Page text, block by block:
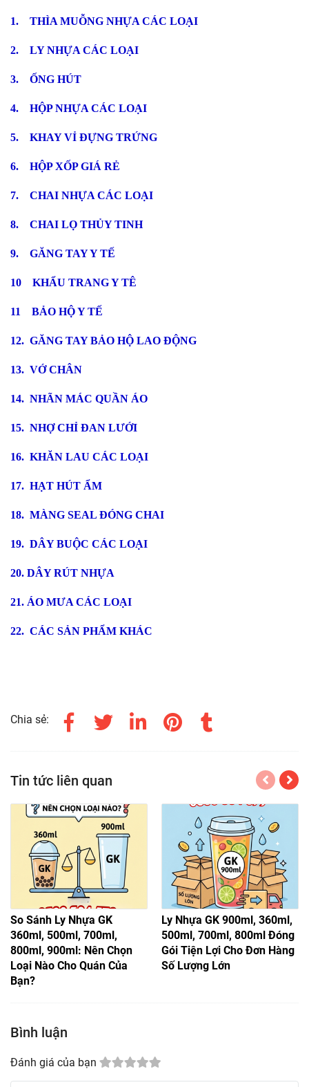
1. THÌA MUỖNG NHỰA CÁC LOẠI
2. LY NHỰA CÁC LOẠI
3. ỐNG HÚT
4. HỘP NHỰA CÁC LOẠI
5. KHAY VỈ ĐỰNG TRỨNG
6. HỘP XỐP GIÁ RẺ
7. CHAI NHỰA CÁC LOẠI
8. CHAI LỌ THỦY TINH
9. GĂNG TAY Y TẾ
10 KHẨU TRANG Y TÊ
11 BẢO HỘ Y TẾ
12. GĂNG TAY BẢO HỘ LAO ĐỘNG
13. VỚ CHÂN
14. NHÃN MÁC QUẦN ÁO
15. NHỢ CHỈ ĐAN LƯỚI
16. KHĂN LAU CÁC LOẠI
17. HẠT HÚT ẨM
18. MÀNG SEAL ĐÓNG CHAI
19. DÂY BUỘC CÁC LOẠI
20. DÂY RÚT NHỰA
21. ÁO MƯA CÁC LOẠI
22. CÁC SẢN PHẨM KHÁC
Chia sẻ:
Tin tức liên quan
So Sánh Ly Nhựa GK
360ml, 500ml, 700ml,
800ml, 900ml: Nên Chọn
Loại Nào Cho Quán Của
Bạn?
Ly Nhựa GK 900ml, 360ml,
500ml, 700ml, 800ml Đóng
Gói Tiện Lợi Cho Đơn Hàng
Số Lượng Lớn
Bình luận
Đánh giá của bạn